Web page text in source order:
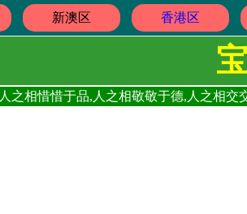
新澳区 香港区
人之相惜惜于品,人之相敬敬于德,人之相